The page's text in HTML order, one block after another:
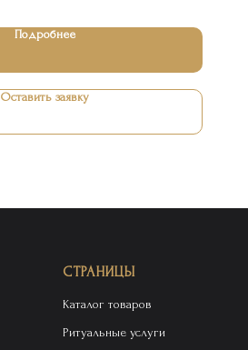
Подробнее
Оставить заявку
СТРАНИЦЫ
Каталог товаров
Ритуальные услуги